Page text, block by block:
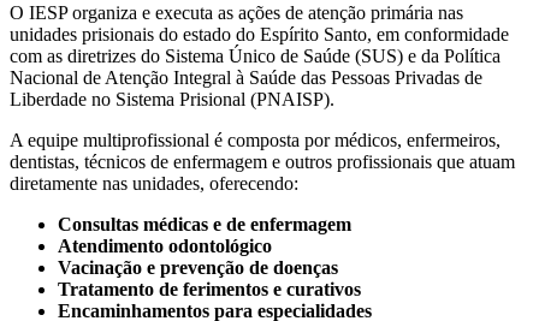
O IESP organiza e executa as ações de atenção primária nas
unidades prisionais do estado do Espírito Santo, em conformidade
com as diretrizes do Sistema Único de Saúde (SUS) e da Política
Nacional de Atenção Integral à Saúde das Pessoas Privadas de
Liberdade no Sistema Prisional (PNAISP).
A equipe multiprofissional é composta por médicos, enfermeiros,
dentistas, técnicos de enfermagem e outros profissionais que atuam
diretamente nas unidades, oferecendo:
Consultas médicas e de enfermagem
Atendimento odontológico
Vacinação e prevenção de doenças
Tratamento de ferimentos e curativos
Encaminhamentos para especialidades